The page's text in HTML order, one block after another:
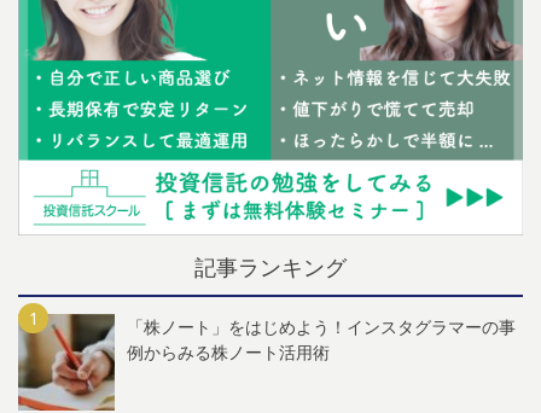
記事ランキング
「株ノート」をはじめよう！インスタグラマーの事
例からみる株ノート活用術